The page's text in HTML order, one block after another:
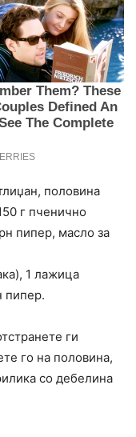
половина
г пченично
пипер, масло за
1 лажица
пипер.
ги
го на половина,
со дебелина